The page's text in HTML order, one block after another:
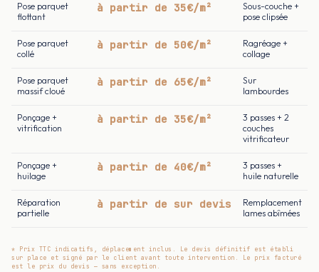
Pose parquet
flottant
à partir de 35€/m²
Sous-couche +
pose clipsée
Pose parquet
collé
à partir de 50€/m²
Ragréage +
collage
Pose parquet
massif cloué
à partir de 65€/m²
Sur
lambourdes
Ponçage +
vitrification
à partir de 35€/m²
3 passes + 2
couches
vitrificateur
Ponçage +
huilage
à partir de 40€/m²
3 passes +
huile naturelle
Réparation
partielle
à partir de sur devis
Remplacement
lames abîmées
* Prix TTC indicatifs, déplacement inclus. Le devis définitif est établi
sur place et signé par le client avant toute intervention. Le prix facturé
est le prix du devis — sans exception.